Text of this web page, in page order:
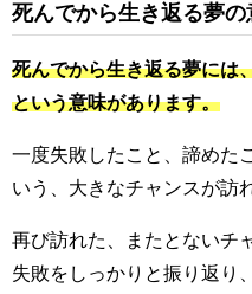
死んでから生き返る夢の
死んでから生き返る夢には
という意味があります。
一度失敗したこと、諦めた
いう、大きなチャンスが訪
再び訪れた、またとないチ
失敗をしっかりと振り返り